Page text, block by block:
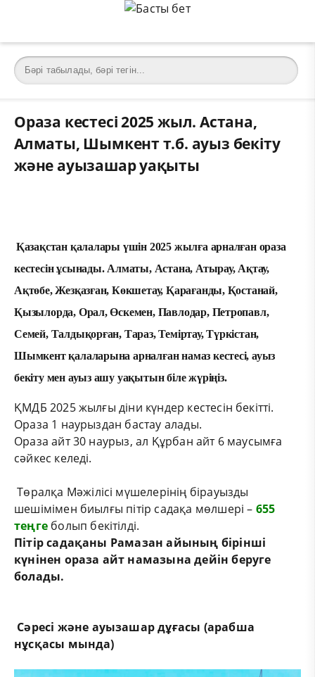
Ораза кестесі 2025 жыл. Астана,
Алматы, Шымкент т.б. ауыз бекіту
және ауызашар уақыты
Қазақстан қалалары үшін 2025 жылға арналған ораза
кестесін ұсынады. Алматы, Астана, Атырау, Ақтау,
Ақтөбе, Жезқазған, Көкшетау, Қарағанды, Қостанай,
Қызылорда, Орал, Өскемен, Павлодар, Петропавл,
Семей, Талдықорған, Тараз, Теміртау, Түркістан,
Шымкент қалаларына арналған намаз кестесі, ауыз
бекіту мен ауыз ашу уақытын біле жүріңіз.
ҚМДБ 2025 жылғы діни күндер кестесін бекітті.
Ораза 1 наурыздан бастау алады.
Ораза айт 30 наурыз, ал Құрбан айт 6 маусымға
сәйкес келеді.
Төралқа Мәжілісі мүшелерінің бірауызды
шешімімен биылғы пітір садақа мөлшері – 655
теңгеболып бекітілді.
Пітір садақаны Рамазан айының бірінші
күнінен ораза айт намазына дейін беруге
болады.
Сәресі және ауызашар дұғасы (арабша
нұсқасы мында)